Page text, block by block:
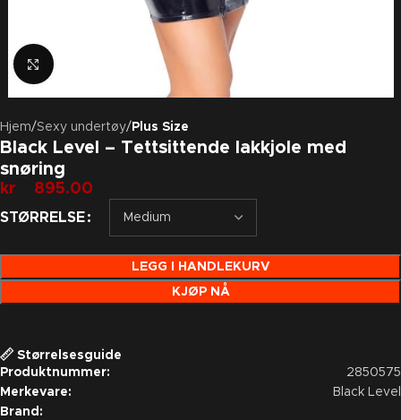
Klikk for å forstørre
Hjem Sexy undertøy Plus Size
Black Level – Tettsittende lakkjole med
snøring
kr 895.00
STØRRELSE
LEGG I HANDLEKURV
KJØP NÅ
Størrelsesguide
Produktnummer:
2850575
Merkevare:
Black Level
Brand: